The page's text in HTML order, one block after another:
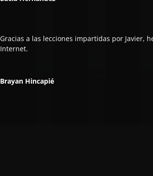
Gracias a las lecciones impartidas por Javier,
Internet.
Brayan Hincapié